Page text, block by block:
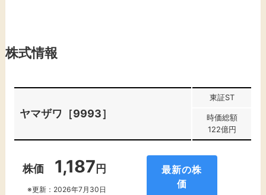
株式情報
ヤマザワ［9993］
東証ST
時価総額
122億円
株価 1,187円
※更新：2026年7月30日
最新の株
価